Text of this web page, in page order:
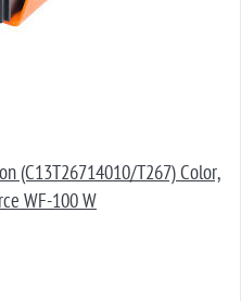
(C13T26714010/T267) Color,
WF-100 W